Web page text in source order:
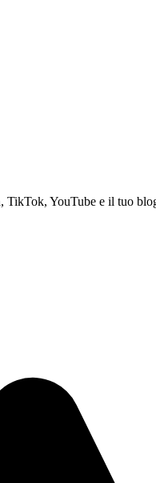
TikTok, YouTube e il tuo